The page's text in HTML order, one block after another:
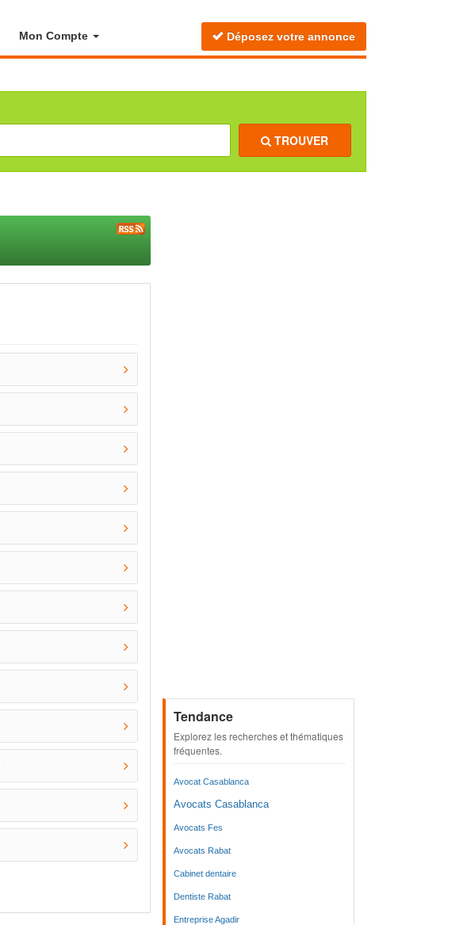
Mon Compte Déposez votre annonce
TROUVER
Tendance
Explorez les recherches et thématiques
fréquentes.
Avocat Casablanca
Avocats Casablanca
Avocats Fes
Avocats Rabat
Cabinet dentaire
Dentiste Rabat
Entreprise Agadir